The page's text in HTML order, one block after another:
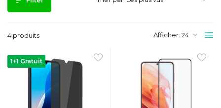
4 produits Afficher:
1+1 Gratuit